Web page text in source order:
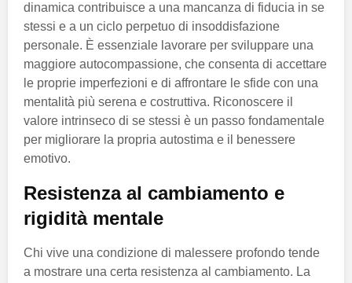
dinamica contribuisce a una mancanza di fiducia in se
stessi e a un ciclo perpetuo di insoddisfazione
personale. È essenziale lavorare per sviluppare una
maggiore autocompassione, che consenta di accettare
le proprie imperfezioni e di affrontare le sfide con una
mentalità più serena e costruttiva. Riconoscere il
valore intrinseco di se stessi è un passo fondamentale
per migliorare la propria autostima e il benessere
emotivo.
Resistenza al cambiamento e
rigidità mentale
Chi vive una condizione di malessere profondo tende
a mostrare una certa resistenza al cambiamento. La